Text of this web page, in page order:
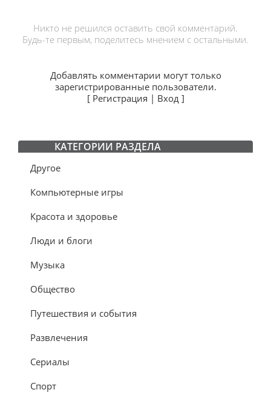
Никто не решился оставить свой комментарий.
Будь-те первым, поделитесь мнением с остальными.
Добавлять комментарии могут только
зарегистрированные пользователи.
[ Регистрация | Вход]
КАТЕГОРИИ РАЗДЕЛА
Другое
Компьютерные игры
Красота и здоровье
Люди и блоги
Музыка
Общество
Путешествия и события
Развлечения
Сериалы
Спорт